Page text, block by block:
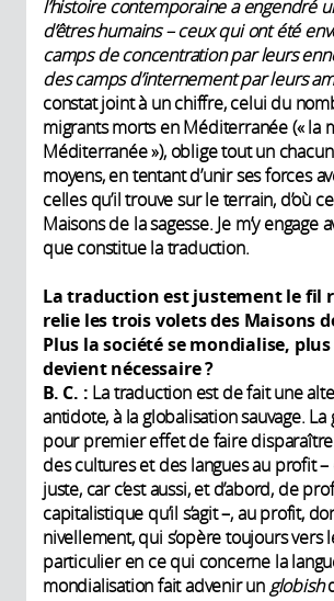
l’histoire contemporaine a engendré
d’êtres humains – ceux qui ont été
camps de concentration par leurs
des camps d’internement par leurs
constat joint à un chiffre, celui du
migrants morts en Méditerranée (« la
Méditerranée »), oblige tout un
moyens, en tentant d’unir ses forces
celles qu’il trouve sur le terrain, d’où
Maisons de la sagesse. Je m’y engage
que constitue la traduction.
La traduction est justement le fil
relie les trois volets des Maisons
Plus la société se mondialise,
devient nécessaire ?
B. C. : La traduction est de fait une
antidote, à la globalisation sauvage.
pour premier effet de faire
des cultures et des langues au profit
juste, car c’est aussi, et d’abord, de
capitalistique qu’il s’agit –, au profit,
nivellement, qui s’opère toujours vers
particulier en ce qui concerne la
mondialisation fait advenir unglobish